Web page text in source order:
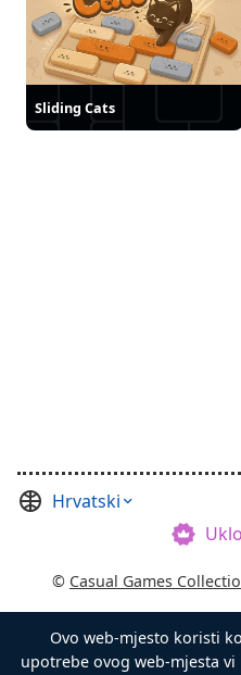
Sliding Cats
Hrvatski
© Casual Games
Uvjeti i odredbe
Ovo web-mjesto koristi
upotrebe ovog web-mjesta vi